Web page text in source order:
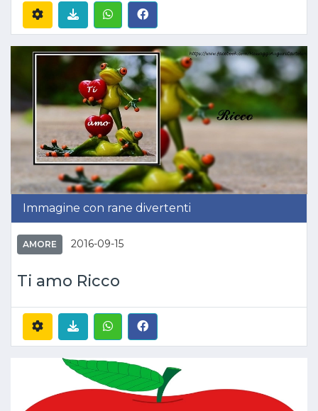
Immagine con rane divertenti
AMORE 2016-09-15
Ti amo Ricco